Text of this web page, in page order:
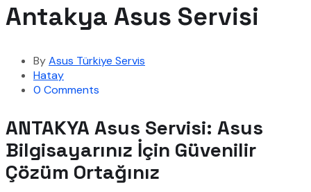
Antakya Asus Servisi
ByAsus Türkiye Servis
Hatay
0 Comments
ANTAKYA Asus Servisi: Asus
Bilgisayarınız İçin Güvenilir
Çözüm Ortağınız